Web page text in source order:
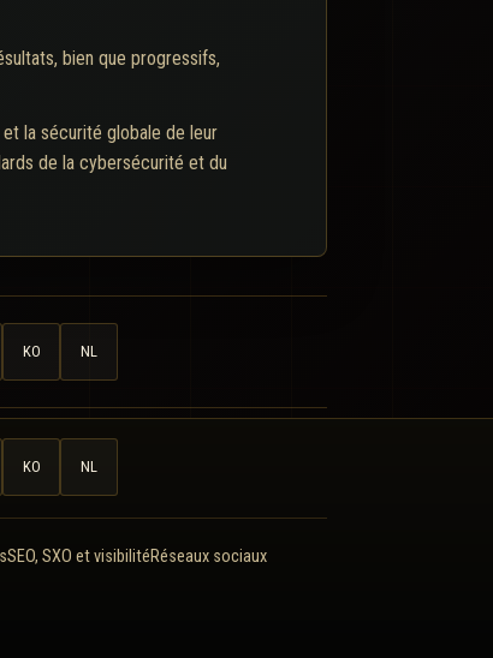
bien que progressifs,
la sécurité globale de leur
de la cybersécurité et du
KO NL
KO NL
SEO, SXO et visibilitéRéseaux sociaux